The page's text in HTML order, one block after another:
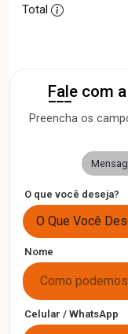
Total
Fale com
Preencha os
O que você deseja?
O Que Você
Nome
Celular / WhatsApp